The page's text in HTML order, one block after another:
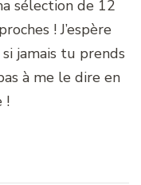
sélection de 12
! J’espère
jamais tu prends
à me le dire en
!